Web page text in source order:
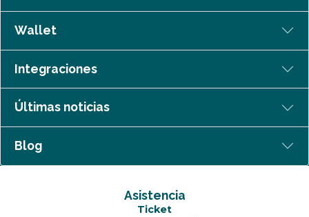
Wallet
Integraciones
Últimas noticias
Blog
Asistencia
Ticket